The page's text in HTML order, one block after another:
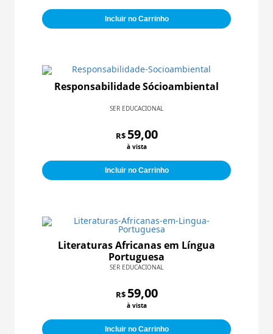
Incluir no Carrinho
Responsabilidade Sócioambiental
SER EDUCACIONAL
R$ 59,00
à vista
Incluir no Carrinho
Literaturas Africanas em Língua
Portuguesa
SER EDUCACIONAL
R$ 59,00
à vista
Incluir no Carrinho